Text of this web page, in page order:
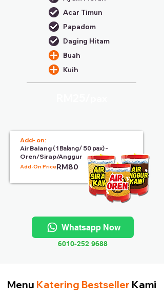
Acar Timun
Papadom
Daging Hitam
Buah
Kuih
Add- on:
Air Balang ( 1 Balang/ 50 pax) -
Oren/Sirap/Anggur
Add-On Price:RM80
Whatsapp Now
6010-252 9688
Menu Katering Bestseller Kami